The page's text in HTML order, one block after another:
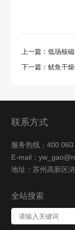
上一篇：低场核
下一篇：鱿鱼干
联系方式
服务热线：400
E-mail：
地址：苏州高新区
全站搜索